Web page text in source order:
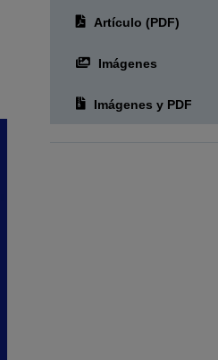
Artículo (PDF)
Imágenes
Imágenes y PDF